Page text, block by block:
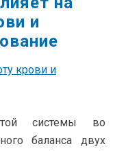
и
системы во
баланса двух